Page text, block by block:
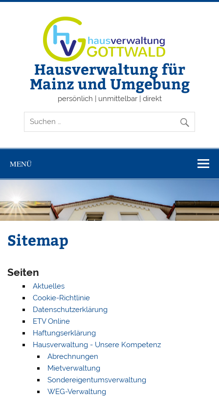
Zum
Hausverwaltung für
Mainz und Umgebung
persönlich | unmittelbar | direkt
MENÜ
Sitemap
Seiten
Aktuelles
Cookie-Richtlinie
Datenschutzerklärung
ETV Online
Haftungserklärung
Hausverwaltung - Unsere Kompetenz
Abrechnungen
Mietverwaltung
Sondereigentumsverwaltung
WEG-Verwaltung